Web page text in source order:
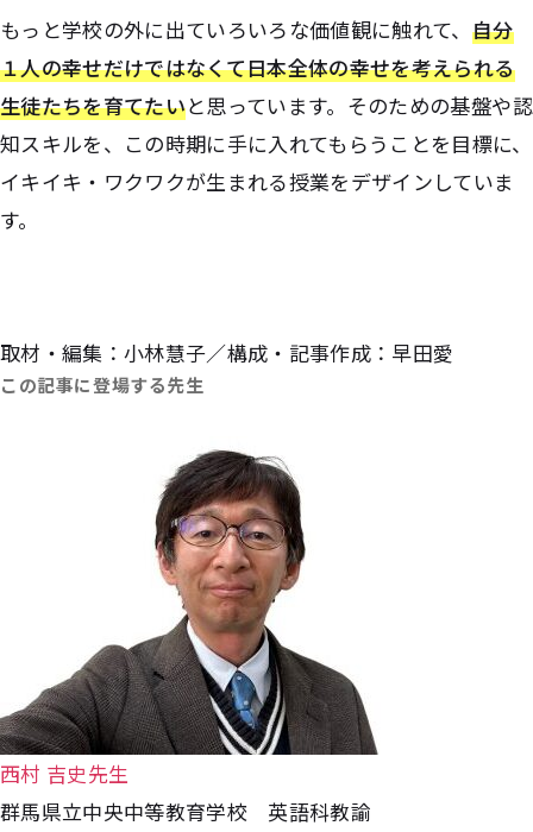
もっと学校の外に出ていろいろな価値観に触れて、 自分
１人の幸せだけではなくて日本全体の幸せを考えられる
生徒たちを育てたいと思っています。そのための基盤や認
知スキルを、この時期に手に入れてもらうことを目標に、
イキイキ・ワクワクが生まれる授業をデザインしていま
す。
取材・編集：小林慧子／構成・記事作成：早田愛
この記事に登場する先生
西村 吉史先生
群馬県立中央中等教育学校 英語科教諭